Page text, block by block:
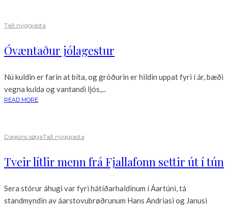
Tað nýggjasta
Óvæntaður jólagestur
Nú kuldin er farin at bíta, og gróðurin er hildin uppat fyri í ár, bæði
vegna kulda og vantandi ljós,...
READ MORE
Dagsins søgaTað nýggjasta
Tveir lítlir menn frá Fjallafonn settir út í tún
Sera stórur áhugi var fyri hátíðarhaldinum í Áartúni, tá
standmyndin av áarstovubrøðrunum Hans Andriasi og Janusi